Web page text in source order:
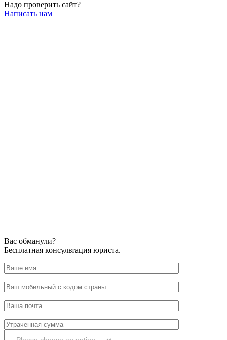
Надо проверить сайт?
Написать нам
Вас обманули?
Бесплатная консультация юриста.